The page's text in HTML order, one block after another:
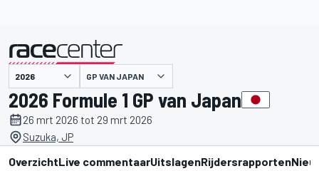
gepresenteerd door GP VAN JAPAN
2026 Formule 1 GP van Japan
26 mrt 2026 tot 29 mrt 2026
Suzuka, JP
OverzichtLive commentaarUitslagenRijdersrapporten